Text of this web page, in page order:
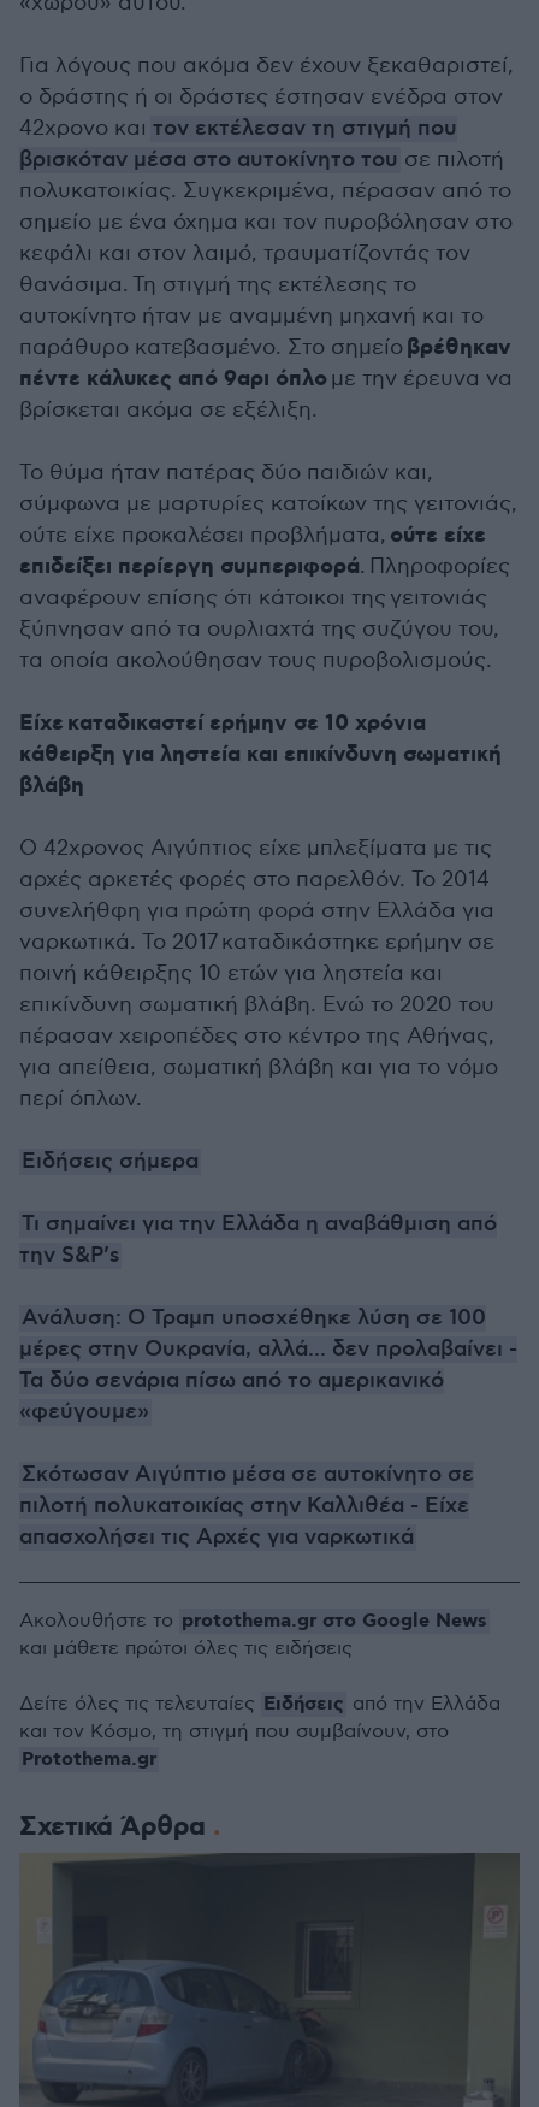
Για λόγους που ακόμα δεν έχουν ξεκαθαριστεί,
ο δράστης ή οι δράστες έστησαν ενέδρα στον
42χρονο και τον εκτέλεσαν τη στιγμή που
βρισκόταν μέσα στο αυτοκίνητο του σε πιλοτή
πολυκατοικίας. Συγκεκριμένα, πέρασαν από το
σημείο με ένα όχημα και τον πυροβόλησαν στο
κεφάλι και στον λαιμό, τραυματίζοντάς τον
θανάσιμα. Τη στιγμή της εκτέλεσης το
αυτοκίνητο ήταν με αναμμένη μηχανή και το
παράθυρο κατεβασμένο. Στο σημείοβρέθηκαν
πέντε κάλυκες από 9αρι όπλομε την έρευνα να
βρίσκεται ακόμα σε εξέλιξη.
Το θύμα ήταν πατέρας δύο παιδιών και,
σύμφωνα με μαρτυρίες κατοίκων της γειτονιάς,
ούτε είχε προκαλέσει προβλήματα, ούτε είχε
επιδείξει περίεργη συμπεριφορά. Πληροφορίες
αναφέρουν επίσης ότι κάτοικοι της γειτονιάς
ξύπνησαν από τα ουρλιαχτά της συζύγου του,
τα οποία ακολούθησαν τους πυροβολισμούς.
Είχε καταδικαστεί ερήμην σε 10 χρόνια
κάθειρξη για ληστεία και επικίνδυνη σωματική
βλάβη
Ο 42χρονος Αιγύπτιος είχε μπλεξίματα με τις
αρχές αρκετές φορές στο παρελθόν. Το 2014
συνελήθφη για πρώτη φορά στην Ελλάδα για
ναρκωτικά. Το 2017 καταδικάστηκε ερήμην σε
ποινή κάθειρξης 10 ετών για ληστεία και
επικίνδυνη σωματική βλάβη. Ενώ το 2020 του
πέρασαν χειροπέδες στο κέντρο της Αθήνας,
για απείθεια, σωματική βλάβη και για το νόμο
περί όπλων.
Ειδήσεις σήμερα
Τι σημαίνει για την Ελλάδα η αναβάθμιση από
την S&P’s
Ανάλυση: Ο Τραμπ υποσχέθηκε λύση σε 100
μέρες στην Ουκρανία, αλλά... δεν προλαβαίνει -
Τα δύο σενάρια πίσω από το αμερικανικό
«φεύγουμε»
Σκότωσαν Αιγύπτιο μέσα σε αυτοκίνητο σε
πιλοτή πολυκατοικίας στην Καλλιθέα - Είχε
απασχολήσει τις Αρχές για ναρκωτικά
Σχετικά Άρθρα
Ακολουθήστε το protothema.gr στο Google News
και μάθετε πρώτοι όλες τις ειδήσεις
Δείτε όλες τις τελευταίες Ειδήσεις από την Ελλάδα
και τον Κόσμο, τη στιγμή που συμβαίνουν, στο
Protothema.gr